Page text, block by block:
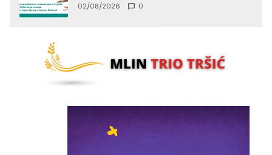
02/08/2026 0